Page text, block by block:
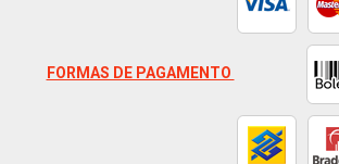
FORMAS DE PAGAMENTO